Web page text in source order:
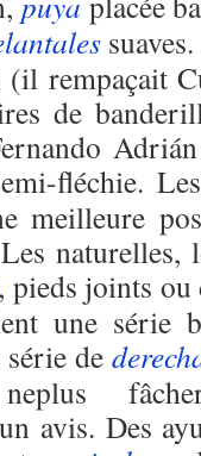
rempaçait
de
fléchie.
meilleure
naturelles,
, pieds joints
une
de
avis. Des